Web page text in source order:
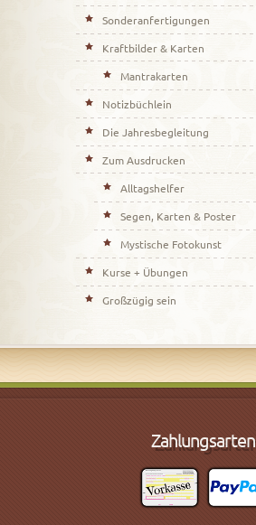
Sonderanfertigungen
Kraftbilder & Karten
Mantrakarten
Notizbüchlein
Die Jahresbegleitung
Zum Ausdrucken
Alltagshelfer
Segen, Karten & Poster
Mystische Fotokunst
Kurse + Übungen
Großzügig sein
Zahlungsarten